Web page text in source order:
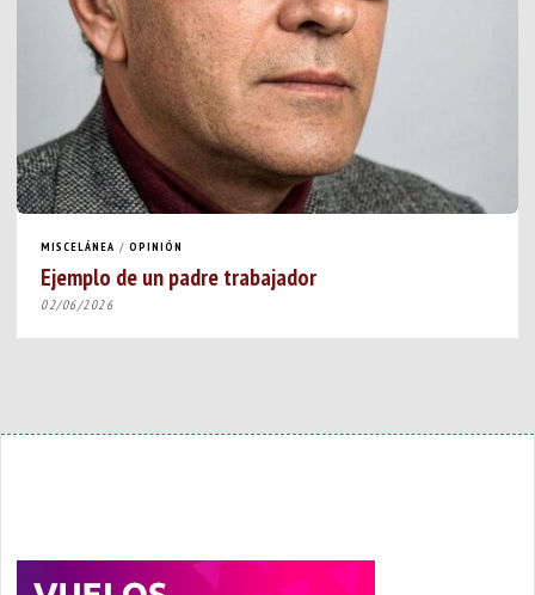
MISCELÁNEA / OPINIÓN
Ejemplo de un padre trabajador
02/06/2026